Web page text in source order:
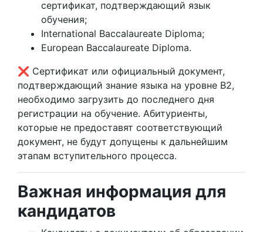
сертификат, подтверждающий язык
обучения;
International Baccalaureate Diploma;
European Baccalaureate Diploma.
❌ Сертификат или официальный документ,
подтверждающий знание языка на уровне B2,
необходимо загрузить до последнего дня
регистрации на обучение. Абитуриенты,
которые не предоставят соответствующий
документ, не будут допущены к дальнейшим
этапам вступительного процесса.
Важная информация для
кандидатов